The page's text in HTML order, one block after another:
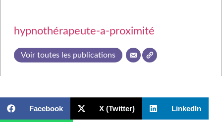
hypnothérapeute-a-proximité
Voir toutes les publications
Facebook X (Twitter) LinkedIn